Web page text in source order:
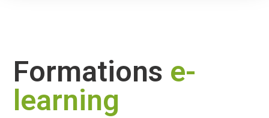
Formations e-
learning